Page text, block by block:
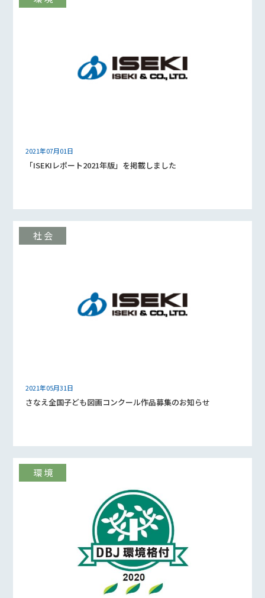
2021年07月01日
「ISEKIレポート2021年版」を掲載しました
2021年05月31日
さなえ全国子ども図画コンクール作品募集のお知らせ